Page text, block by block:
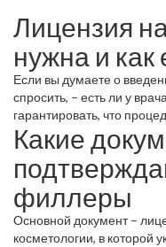
Лицензия
нужна и как
Если вы думаете о
спросить, – есть ли у
гарантировать, что
соответствии с законом.
«специалистов», но
разберём, как быстро
профессионалу.
Какие
филлеры
Основной документ –
косметологии, в которой